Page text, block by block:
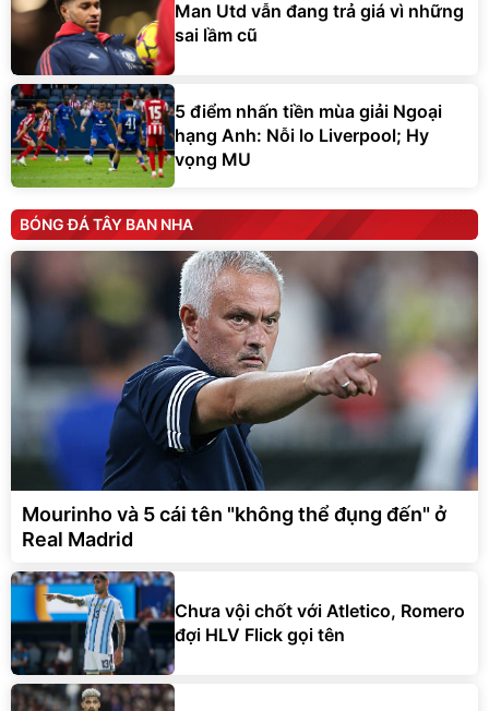
Man Utd vẫn đang trả giá vì những
sai lầm cũ
5 điểm nhấn tiền mùa giải Ngoại
hạng Anh: Nỗi lo Liverpool; Hy
vọng MU
BÓNG ĐÁ TÂY BAN NHA
Mourinho và 5 cái tên "không thể đụng đến" ở
Real Madrid
Chưa vội chốt với Atletico, Romero
đợi HLV Flick gọi tên